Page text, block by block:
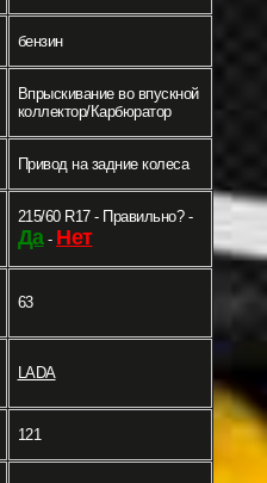
бензин
Впрыскивание во впускной
коллектор/Карбюратор
Привод на задние колеса
215/60 R17 - Правильно? -
Да- Нет
63
LADA
121